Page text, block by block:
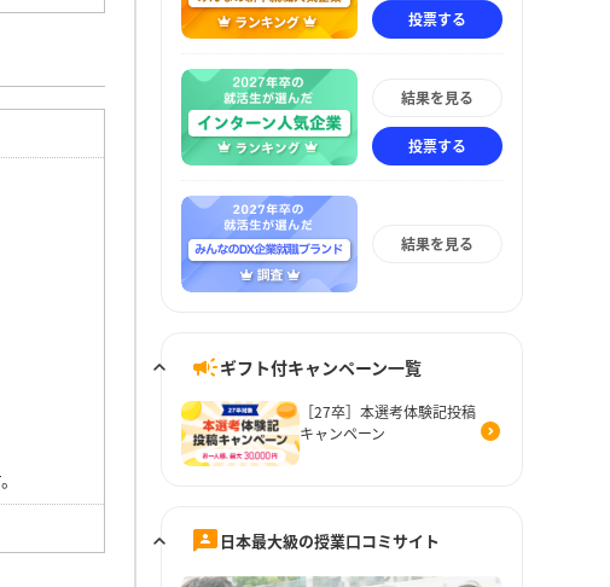
投票する
結果を見る
投票する
結果を見る
ギフト付キャンペーン一覧
［27卒］本選考体験記投稿
キャンペーン
日本最大級の授業口コミサイト